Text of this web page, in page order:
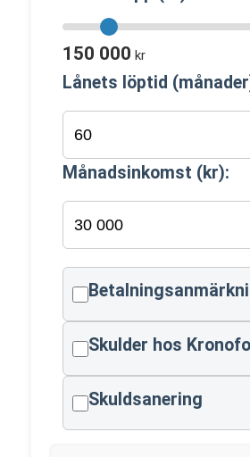
150 000 kr
Lånets löptid
Månadsinkomst (kr):
Skulder hos
Skuldsanering